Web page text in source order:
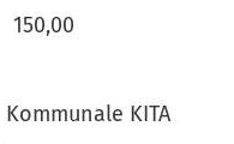
KITA